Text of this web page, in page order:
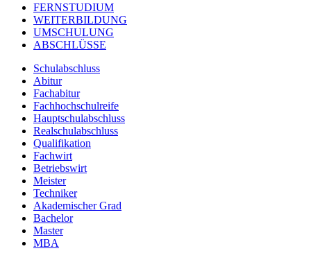
FERNSTUDIUM
WEITERBILDUNG
UMSCHULUNG
ABSCHLÜSSE
Schulabschluss
Abitur
Fachabitur
Fachhochschulreife
Hauptschulabschluss
Realschulabschluss
Qualifikation
Fachwirt
Betriebswirt
Meister
Techniker
Akademischer Grad
Bachelor
Master
MBA